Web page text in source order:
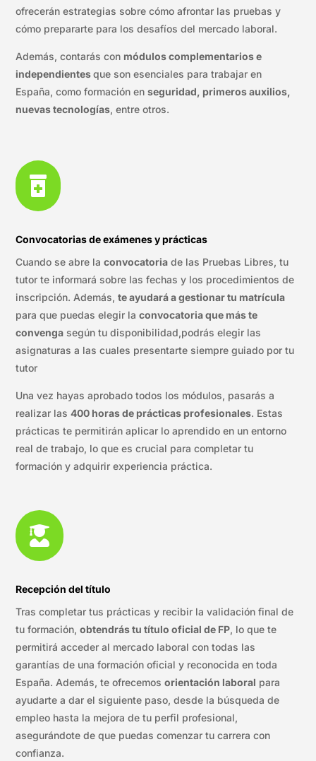
ofrecerán estrategias sobre cómo afrontar las pruebas y
cómo prepararte para los desafíos del mercado laboral.
Además, contarás con módulos complementarios e
independientesque son esenciales para trabajar en
España, como formación enseguridad, primeros auxilios,
nuevas tecnologías, entre otros.

Convocatorias de exámenes y prácticas
Cuando se abre laconvocatoria de las Pruebas Libres, tu
tutor te informará sobre las fechas y los procedimientos de
inscripción. Además,te ayudará a gestionar tu matrícula
para que puedas elegir laconvocatoria que más te
convenga según tu disponibilidad,podrás elegir las
asignaturas a las cuales presentarte siempre guiado por tu
tutor
Una vez hayas aprobado todos los módulos, pasarás a
realizar las400 horas de prácticas profesionales. Estas
prácticas te permitirán aplicar lo aprendido en un entorno
real de trabajo, lo que es crucial para completar tu
formación y adquirir experiencia práctica.

Recepción del título
Tras completar tus prácticas y recibir la validación final de
tu formación,obtendrás tu título oficial de FP, lo que te
permitirá acceder al mercado laboral con todas las
garantías de una formación oficial y reconocida en toda
España. Además, te ofrecemosorientación laboral para
ayudarte a dar el siguiente paso, desde la búsqueda de
empleo hasta la mejora de tu perfil profesional,
asegurándote de que puedas comenzar tu carrera con
confianza.